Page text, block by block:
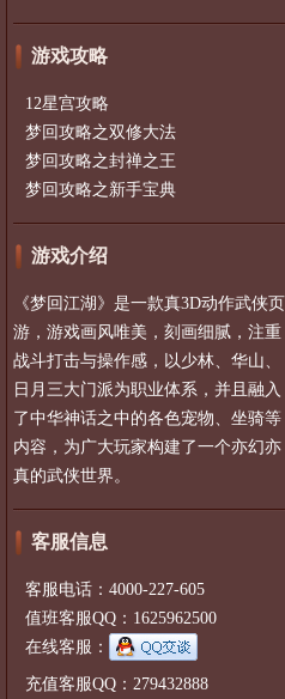
游戏攻略
12星宫攻略
梦回攻略之双修大法
梦回攻略之封禅之王
梦回攻略之新手宝典
游戏介绍
《梦回江湖》是一款真3D动作武侠页
游，游戏画风唯美，刻画细腻，注重
战斗打击与操作感，以少林、华山、
日月三大门派为职业体系，并且融入
了中华神话之中的各色宠物、坐骑等
内容，为广大玩家构建了一个亦幻亦
真的武侠世界。
客服信息
客服电话：4000-227-605
值班客服QQ：1625962500
在线客服：
充值客服QQ：279432888